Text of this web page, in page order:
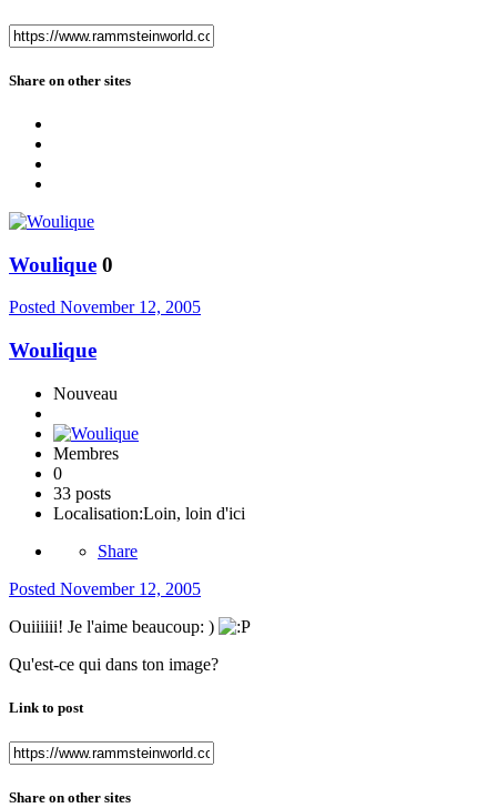
Share on other sites
Woulique 0
Posted November 12, 2005
Woulique
Nouveau
Membres
0
33 posts
Localisation:Loin, loin d'ici
Share
Posted November 12, 2005
Ouiiiiii! Je l'aime beaucoup: )
Qu'est-ce qui dans ton image?
Link to post
Share on other sites